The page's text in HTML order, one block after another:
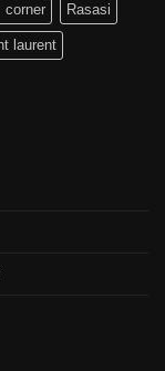
corner Rasasi
laurent